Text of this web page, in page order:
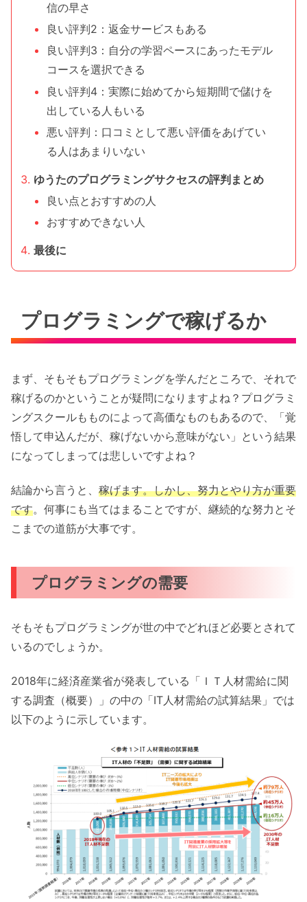
信の早さ
良い評判2：返金サービスもある
良い評判3：自分の学習ペースにあったモデル
コースを選択できる
良い評判4：実際に始めてから短期間で儲けを
出している人もいる
悪い評判：口コミとして悪い評価をあげてい
る人はあまりいない
ゆうたのプログラミングサクセスの評判まとめ
良い点とおすすめの人
おすすめできない人
最後に
プログラミングで稼げるか
まず、そもそもプログラミングを学んだところで、それで
稼げるのかということが疑問になりますよね？プログラミ
ングスクールもものによって高価なものもあるので、「覚
悟して申込んだが、稼げないから意味がない」という結果
になってしまっては悲しいですよね？
結論から言うと、 稼げます。しかし、努力とやり方が重要
です。何事にも当てはまることですが、継続的な努力とそ
こまでの道筋が大事です。
プログラミングの需要
そもそもプログラミングが世の中でどれほど必要とされて
いるのでしょうか。
2018年に経済産業省が発表している「ＩＴ人材需給に関
する調査（概要）」の中の「IT人材需給の試算結果」では
以下のように示しています。